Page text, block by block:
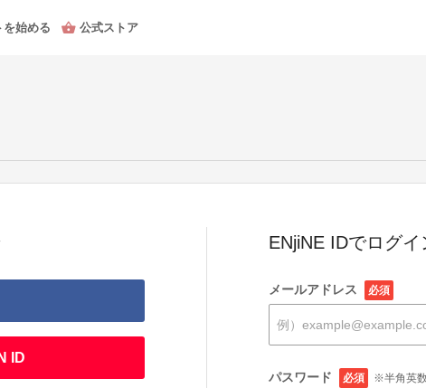
を始める 公式ストア
ID
ENjiNE IDでログイ
メールアドレス 必須
パスワード 必須 ※半角英